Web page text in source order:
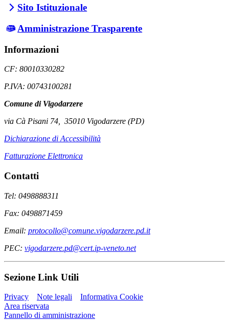
Sito Istituzionale
Amministrazione Trasparente
Informazioni
CF: 80010330282
P.IVA: 00743100281
Comune di Vigodarzere
via Cà Pisani 74, 35010 Vigodarzere (PD)
Dichiarazione di Accessibilità
Fatturazione Elettronica
Contatti
Tel: 0498888311
Fax: 0498871459
Email: protocollo@comune.vigodarzere.pd.it
PEC: vigodarzere.pd@cert.ip-veneto.net
Sezione Link Utili
Privacy Note legali
Informativa Cookie
Area riservata
Pannello di amministrazione